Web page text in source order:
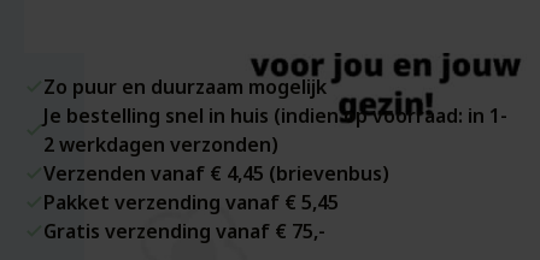
Zo puur en duurzaam mogelijk
Je bestelling snel in huis (indien op voorraad: in 1-
2 werkdagen verzonden)
Verzenden vanaf € 4,45 (brievenbus)
Pakket verzending vanaf € 5,45
Gratis verzending vanaf € 75,-